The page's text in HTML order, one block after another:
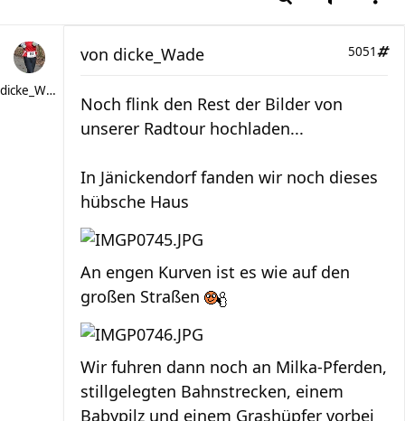
dicke_Wade
5051
von dicke_Wade
Noch flink den Rest der Bilder von
unserer Radtour hochladen...
In Jänickendorf fanden wir noch dieses
hübsche Haus
An engen Kurven ist es wie auf den
großen Straßen
Wir fuhren dann noch an Milka-Pferden,
stillgelegten Bahnstrecken, einem
Babypilz und einem Grashüpfer vorbei